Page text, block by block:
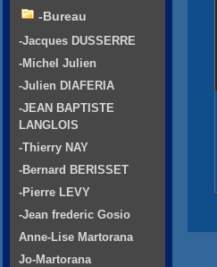
-Bureau
-Jacques DUSSERRE
-Michel Julien
-Julien DIAFERIA
-JEAN BAPTISTE
LANGLOIS
-Thierry NAY
-Bernard BERISSET
-Pierre LEVY
-Jean frederic Gosio
Anne-Lise Martorana
Jo-Martorana